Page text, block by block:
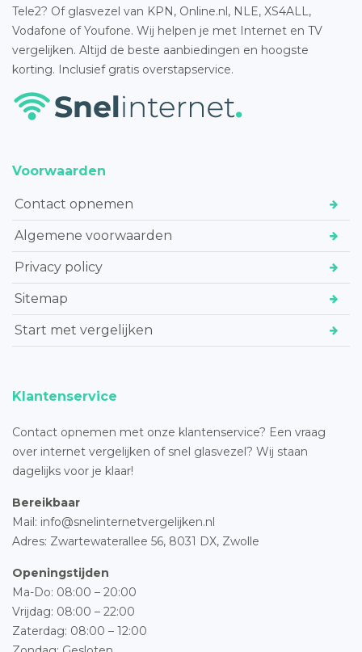
Tele2? Of glasvezel van KPN, Online.nl, NLE, XS4ALL,
Vodafone of Youfone. Wij helpen je met Internet en TV
vergelijken. Altijd de beste aanbiedingen en hoogste
korting. Inclusief gratis overstapservice.
Voorwaarden
Contact opnemen
Algemene voorwaarden
Privacy policy
Sitemap
Start met vergelijken
Klantenservice
Contact opnemen met onze klantenservice? Een vraag
over internet vergelijken of snel glasvezel? Wij staan
dagelijks voor je klaar!
Bereikbaar
Mail: info@snelinternetvergelijken.nl
Adres: Zwartewaterallee 56, 8031 DX, Zwolle
Openingstijden
Ma-Do: 08:00 – 20:00
Vrijdag: 08:00 – 22:00
Zaterdag: 08:00 – 12:00